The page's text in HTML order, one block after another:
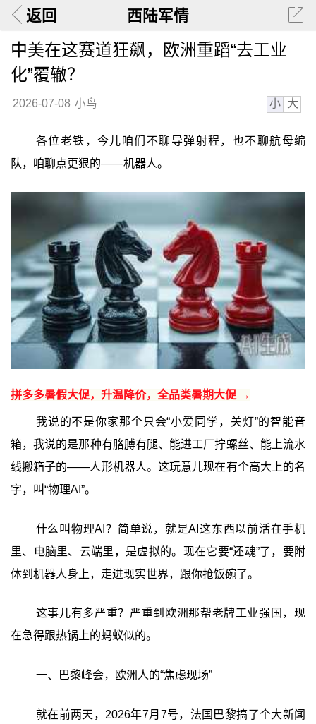
返回 西陆军情
中美在这赛道狂飙，欧洲重蹈“去工业
化”覆辙？
2026-07-08 小鸟 小 大
各位老铁，今儿咱们不聊导弹射程，也不聊航母编
队，咱聊点更狠的——机器人。
拼多多暑假大促，升温降价，全品类暑期大促 →
我说的不是你家那个只会“小爱同学，关灯”的智能音
箱，我说的是那种有胳膊有腿、能进工厂拧螺丝、能上流水
线搬箱子的——人形机器人。这玩意儿现在有个高大上的名
字，叫“物理AI”。
什么叫物理AI？简单说，就是AI这东西以前活在手机
里、电脑里、云端里，是虚拟的。现在它要“还魂”了，要附
体到机器人身上，走进现实世界，跟你抢饭碗了。
这事儿有多严重？严重到欧洲那帮老牌工业强国，现
在急得跟热锅上的蚂蚁似的。
一、巴黎峰会，欧洲人的“焦虑现场”
就在前两天，2026年7月7号，法国巴黎搞了个大新闻